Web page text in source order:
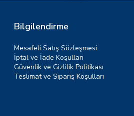
Bilgilendirme
Mesafeli Satış Sözleşmesi
İptal ve İade Koşulları
Güvenlik ve Gizlilik Politikası
Teslimat ve Sipariş Koşulları